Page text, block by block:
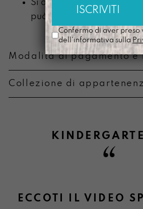
Si ammorbidisce con
può scolorire
Modalità di pagamento e
Collezione di
ECCOTI IL VIDEO
Confermo di aver preso
dell'informativa sulla